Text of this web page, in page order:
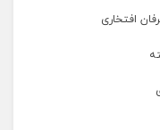
افتخاری